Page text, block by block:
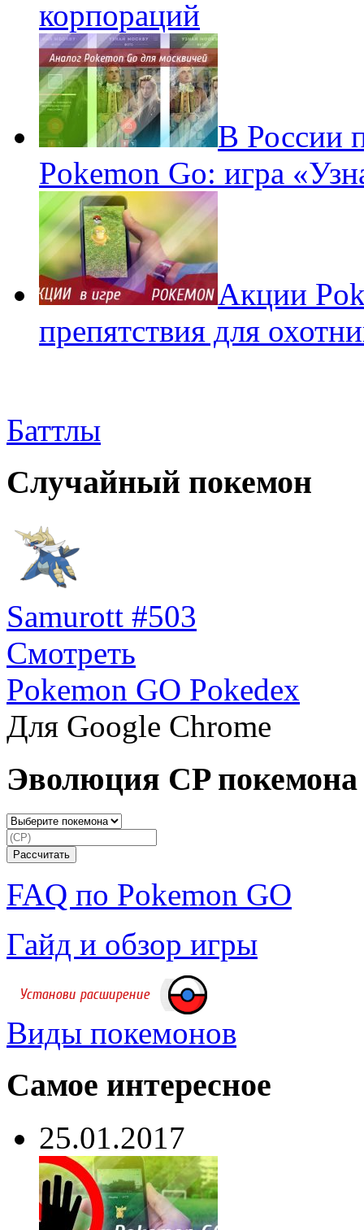
корпораций
В России
Pokemon Go: игра
Акции
препятствия для
Баттлы
Случайный покемон
Samurott #503
Смотреть
Pokemon GO Pokedex
Для Google Chrome
Эволюция CP покемона
FAQ по Pokemon GO
Гайд и обзор игры
Виды покемонов
Самое интересное
25.01.2017